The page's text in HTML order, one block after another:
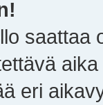
saattaa
eri